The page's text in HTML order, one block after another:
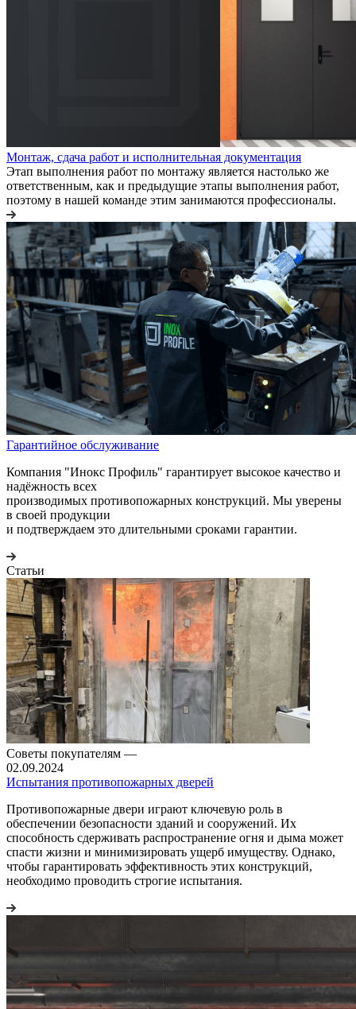
Монтаж, сдача работ и исполнительная документация
Этап выполнения работ по монтажу является настолько же
ответственным, как и предыдущие этапы выполнения работ,
поэтому в нашей команде этим занимаются профессионалы.
Гарантийное обслуживание
Компания "Инокс Профиль" гарантирует высокое качество и
надёжность всех
производимых противопожарных конструкций. Мы уверены
в своей продукции
и подтверждаем это длительными сроками гарантии.
Статьи
Советы покупателям —
02.09.2024
Испытания противопожарных дверей
Противопожарные двери играют ключевую роль в
обеспечении безопасности зданий и сооружений. Их
способность сдерживать распространение огня и дыма может
спасти жизни и минимизировать ущерб имуществу. Однако,
чтобы гарантировать эффективность этих конструкций,
необходимо проводить строгие испытания.